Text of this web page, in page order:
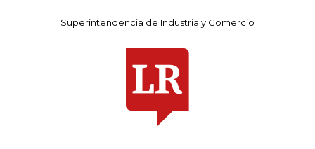
Superintendencia de Industria y Comercio